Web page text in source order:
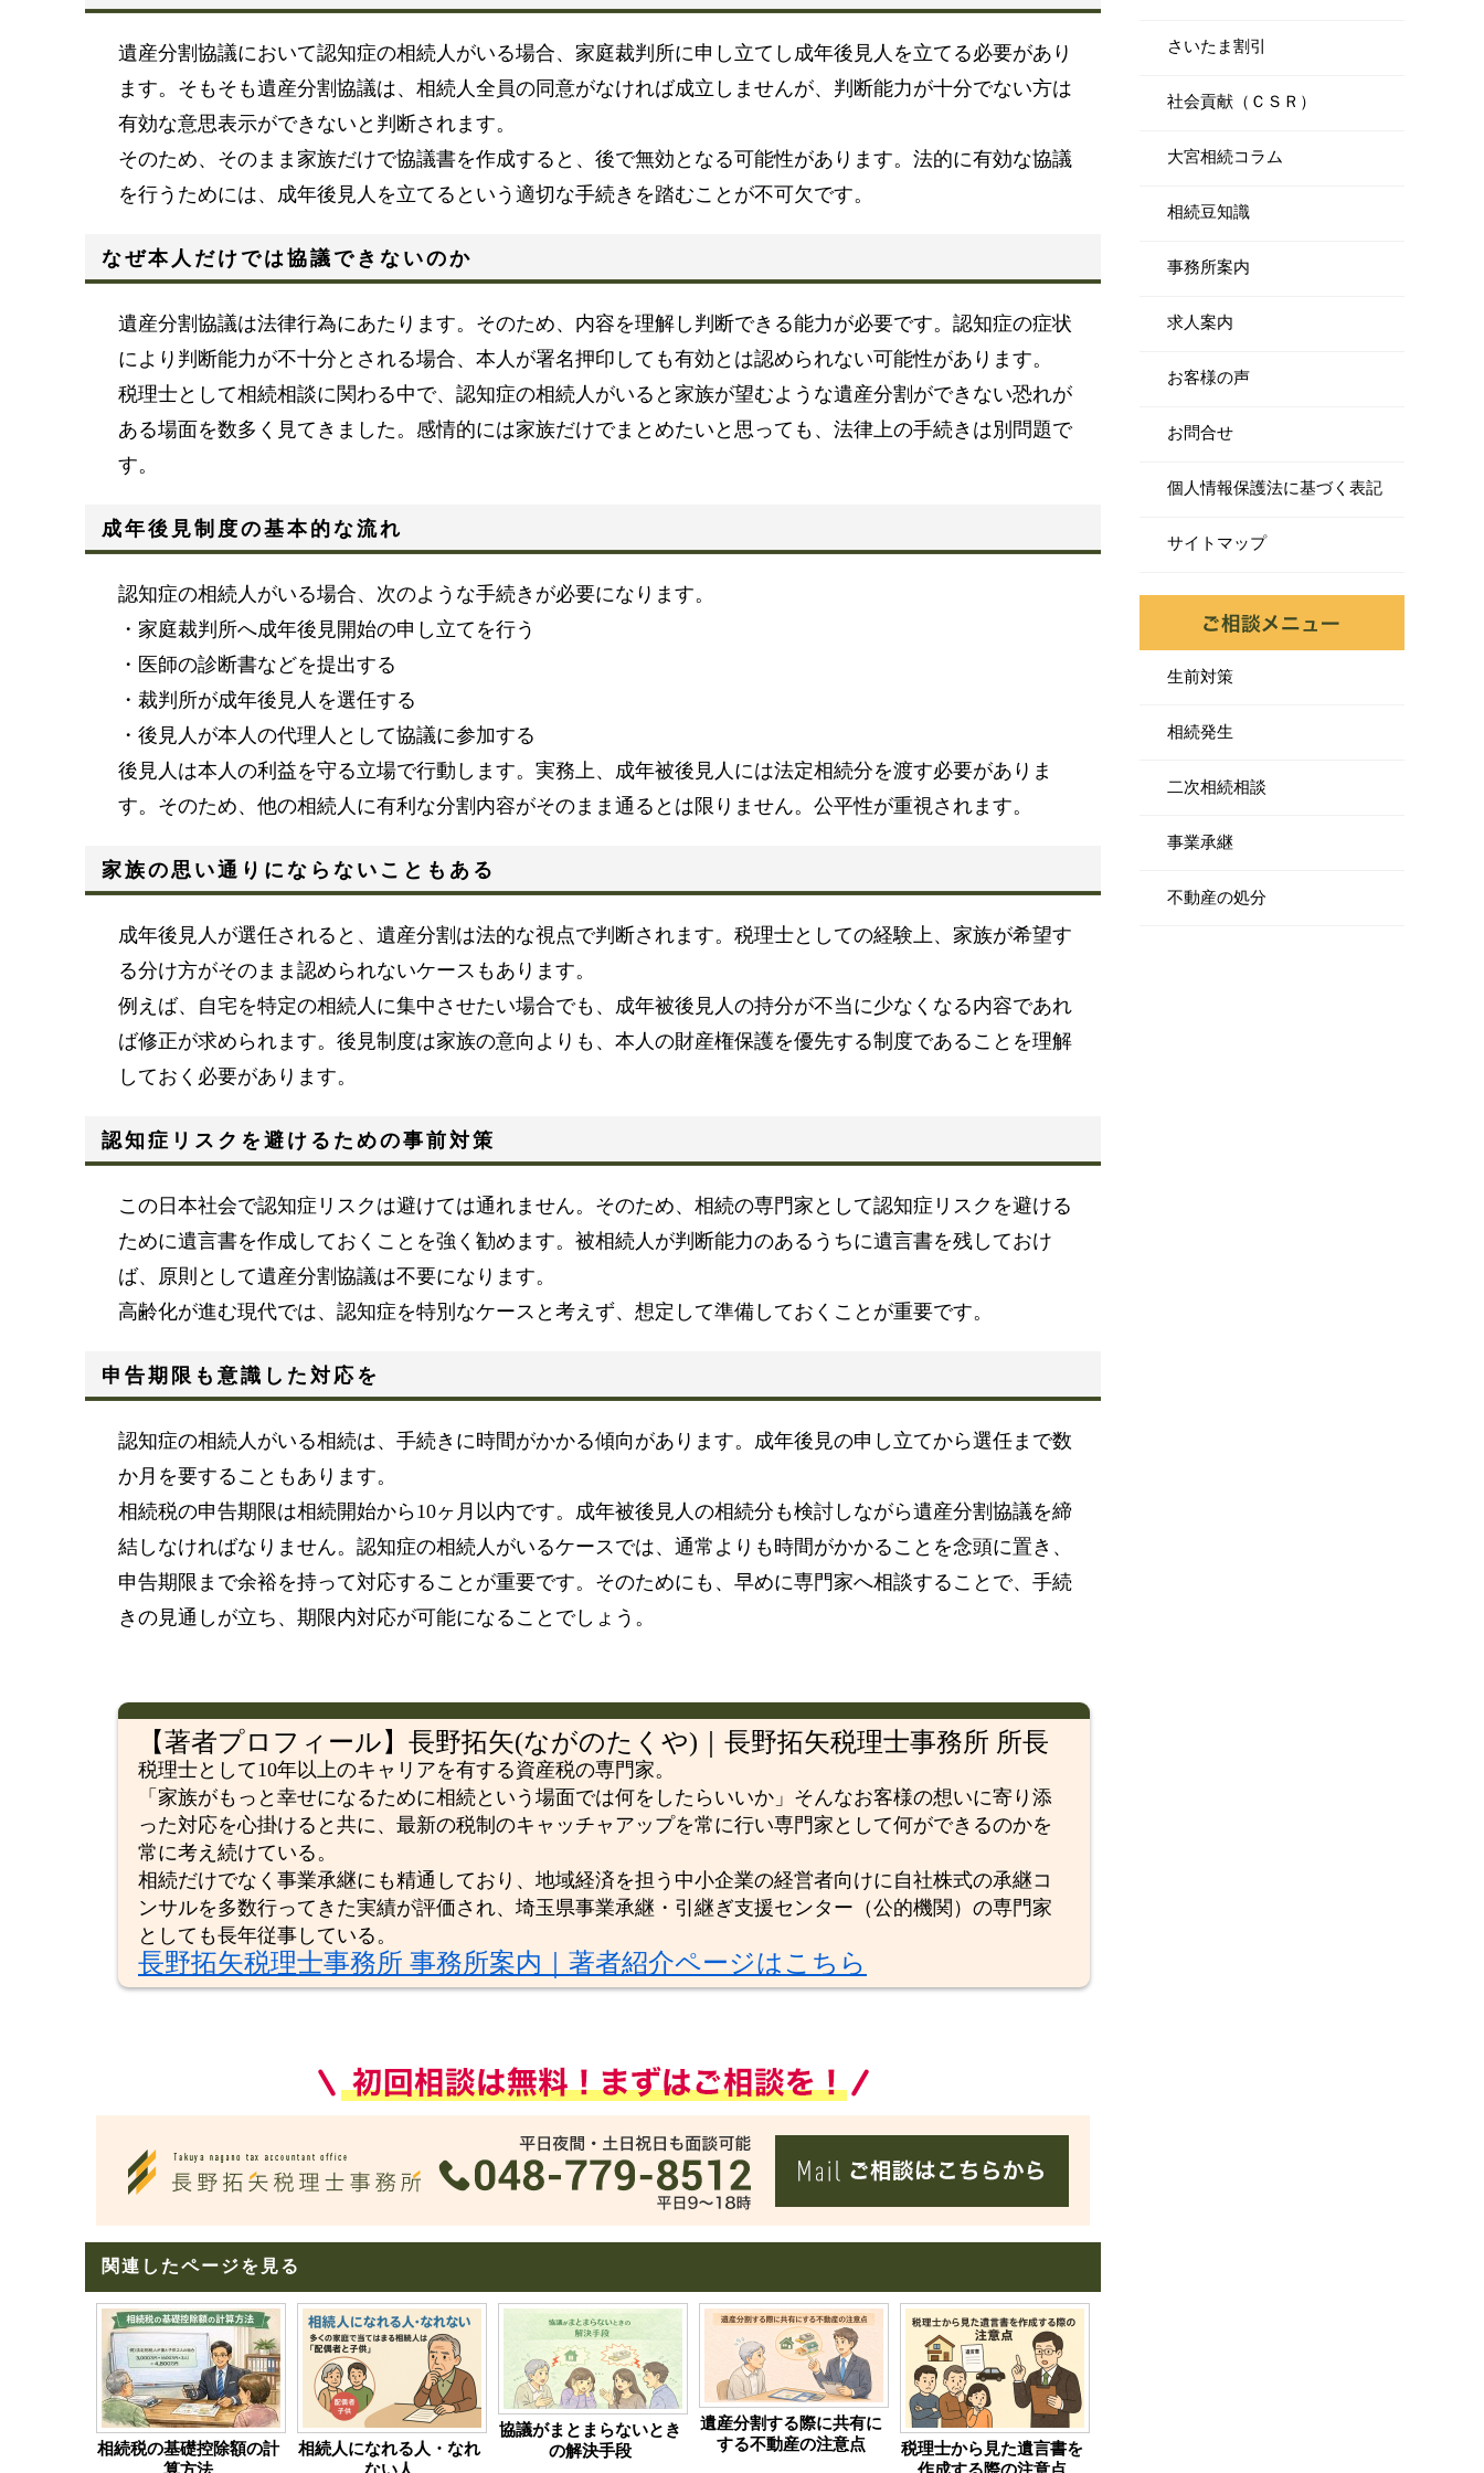
遺産分割協議において認知症の相続人がいる場合、家庭裁判所に申し立てし成年後見人を立てる必要があり
ます。そもそも遺産分割協議は、相続人全員の同意がなければ成立しませんが、判断能力が十分でない方は
有効な意思表示ができないと判断されます。
そのため、そのまま家族だけで協議書を作成すると、後で無効となる可能性があります。法的に有効な協議
を行うためには、成年後見人を立てるという適切な手続きを踏むことが不可欠です。
なぜ本人だけでは協議できないのか
遺産分割協議は法律行為にあたります。そのため、内容を理解し判断できる能力が必要です。認知症の症状
により判断能力が不十分とされる場合、本人が署名押印しても有効とは認められない可能性があります。
税理士として相続相談に関わる中で、認知症の相続人がいると家族が望むような遺産分割ができない恐れが
ある場面を数多く見てきました。感情的には家族だけでまとめたいと思っても、法律上の手続きは別問題で
す。
成年後見制度の基本的な流れ
認知症の相続人がいる場合、次のような手続きが必要になります。
・家庭裁判所へ成年後見開始の申し立てを行う
・医師の診断書などを提出する
・裁判所が成年後見人を選任する
・後見人が本人の代理人として協議に参加する
後見人は本人の利益を守る立場で行動します。実務上、成年被後見人には法定相続分を渡す必要がありま
す。そのため、他の相続人に有利な分割内容がそのまま通るとは限りません。公平性が重視されます。
家族の思い通りにならないこともある
成年後見人が選任されると、遺産分割は法的な視点で判断されます。税理士としての経験上、家族が希望す
る分け方がそのまま認められないケースもあります。
例えば、自宅を特定の相続人に集中させたい場合でも、成年被後見人の持分が不当に少なくなる内容であれ
ば修正が求められます。後見制度は家族の意向よりも、本人の財産権保護を優先する制度であることを理解
しておく必要があります。
認知症リスクを避けるための事前対策
この日本社会で認知症リスクは避けては通れません。そのため、相続の専門家として認知症リスクを避ける
ために遺言書を作成しておくことを強く勧めます。被相続人が判断能力のあるうちに遺言書を残しておけ
ば、原則として遺産分割協議は不要になります。
高齢化が進む現代では、認知症を特別なケースと考えず、想定して準備しておくことが重要です。
申告期限も意識した対応を
認知症の相続人がいる相続は、手続きに時間がかかる傾向があります。成年後見の申し立てから選任まで数
か月を要することもあります。
相続税の申告期限は相続開始から10ヶ月以内です。成年被後見人の相続分も検討しながら遺産分割協議を締
結しなければなりません。認知症の相続人がいるケースでは、通常よりも時間がかかることを念頭に置き、
申告期限まで余裕を持って対応することが重要です。そのためにも、早めに専門家へ相談することで、手続
きの見通しが立ち、期限内対応が可能になることでしょう。
【著者プロフィール】長野拓矢(ながのたくや)｜長野拓矢税理士事務所 所長
税理士として10年以上のキャリアを有する資産税の専門家。
「家族がもっと幸せになるために相続という場面では何をしたらいいか」そんなお客様の想いに寄り添
った対応を心掛けると共に、最新の税制のキャッチャアップを常に行い専門家として何ができるのかを
常に考え続けている。
相続だけでなく事業承継にも精通しており、地域経済を担う中小企業の経営者向けに自社株式の承継コ
ンサルを多数行ってきた実績が評価され、埼玉県事業承継・引継ぎ支援センター（公的機関）の専門家
としても長年従事している。
長野拓矢税理士事務所 事務所案内｜著者紹介ページはこちら
関連したページを見る
相続税の基礎控除額の計
相続人になれる人・なれ
協議がまとまらないとき
の解決手段
遺産分割する際に共有に
する不動産の注意点
税理士から見た遺言書を
さいたま割引
社会貢献（ＣＳＲ）
大宮相続コラム
相続豆知識
事務所案内
求人案内
お客様の声
お問合せ
個人情報保護法に基づく表記
サイトマップ
生前対策
相続発生
二次相続相談
事業承継
不動産の処分